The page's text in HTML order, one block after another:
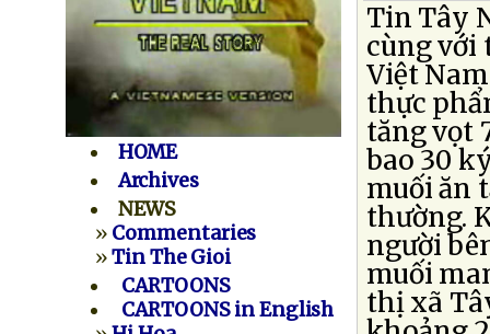
HOME
Archives
NEWS
» Commentaries
»Tin The Gioi
CARTOONS
CARTOONS in English
Tin Tây
cùng với
Việt
thực
tăng vọt
bao 30
muối ăn
thường.
người
muối
thị xã